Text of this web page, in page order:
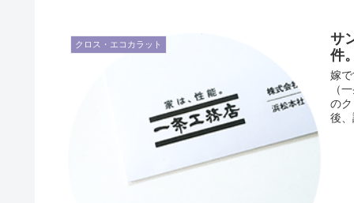
クロス・エコカラット
サ
件
嫁
（
の
後